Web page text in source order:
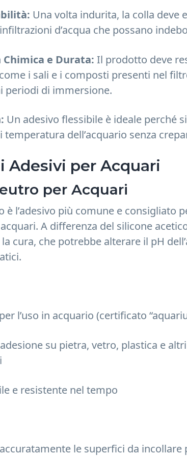
Una volta indurita, la colla
d’acqua che possano
Chimica e Durata: Il prodotto deve
i sali e i composti presenti nel
periodi di immersione.
Un adesivo flessibile è ideale perché
temperatura dell’acquario senza
Adesivi per Acquari
per Acquari
è l’adesivo più comune e consigliato
A differenza del silicone
cura, che potrebbe alterare il pH
l’uso in acquario (certificato
su pietra, vetro, plastica e
e resistente nel tempo
le superfici da